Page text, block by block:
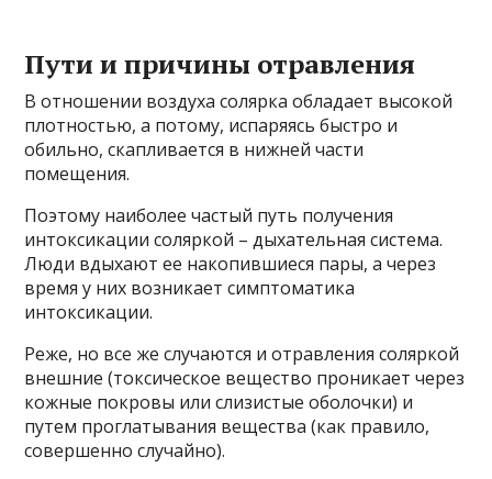
Пути и причины отравления
В отношении воздуха солярка обладает высокой
плотностью, а потому, испаряясь быстро и
обильно, скапливается в нижней части
помещения.
Поэтому наиболее частый путь получения
интоксикации соляркой – дыхательная система.
Люди вдыхают ее накопившиеся пары, а через
время у них возникает симптоматика
интоксикации.
Реже, но все же случаются и отравления соляркой
внешние (токсическое вещество проникает через
кожные покровы или слизистые оболочки) и
путем проглатывания вещества (как правило,
совершенно случайно).